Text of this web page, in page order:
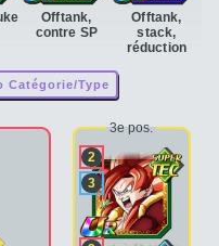
Offtank,
contre SP
Offtank,
stack,
réduction
Catégorie/Type
3e pos.
2
3